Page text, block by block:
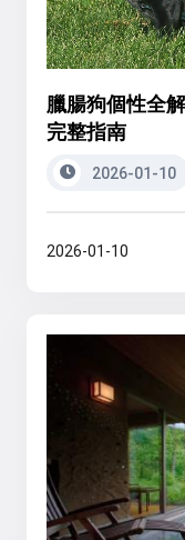
臘腸狗個性全
完整指南
2026-01-10
2026-01-10